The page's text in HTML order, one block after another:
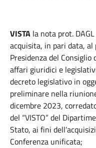
VISTA la nota prot.
acquisita, in pari data, al
Presidenza del
affari giuridici e
decreto legislativo in
preliminare nella
dicembre 2023,
del “VISTO” del
Stato, ai fini
Conferenza unificata;